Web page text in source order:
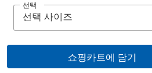
선택
쇼핑카트에 담기